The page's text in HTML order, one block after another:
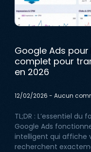
Google Ads
complet pour
en 2026
12/02/2026 Aucun
TL;DR : L’essentiel
Google Ads
intelligent qui affiche
recherchent